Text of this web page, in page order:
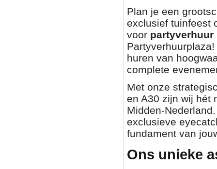
Plan je een
exclusief tuinfeest
voor partyverhuur
huren van
complete
Met onze
en A30 zijn wij hét
Midden-
exclusieve
fundament van
Ons unieke